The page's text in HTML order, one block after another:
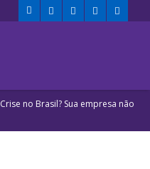
Crise no Brasil? Sua empresa não